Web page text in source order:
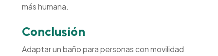
más humana.
Conclusión
Adaptar un baño para personas con movilidad